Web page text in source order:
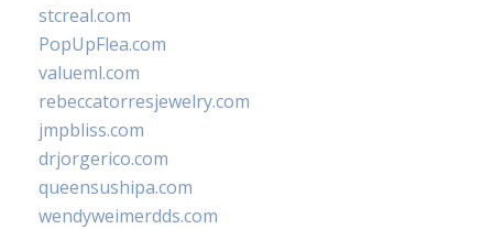
stcreal.com
PopUpFlea.com
valueml.com
rebeccatorresjewelry.com
jmpbliss.com
drjorgerico.com
queensushipa.com
wendyweimerdds.com